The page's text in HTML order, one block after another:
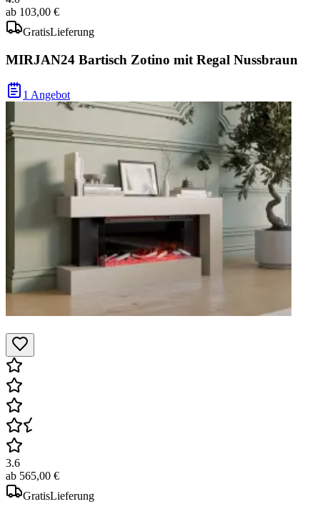
ab 103,00 €
GratisLieferung
MIRJAN24 Bartisch Zotino mit Regal Nussbraun
1 Angebot
3.6
ab 565,00 €
GratisLieferung